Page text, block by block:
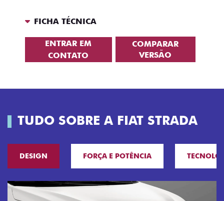
FICHA TÉCNICA
ENTRAR EM
CONTATO
COMPARAR
VERSÃO
TUDO SOBRE A FIAT STRADA
DESIGN FORÇA E POTÊNCIA